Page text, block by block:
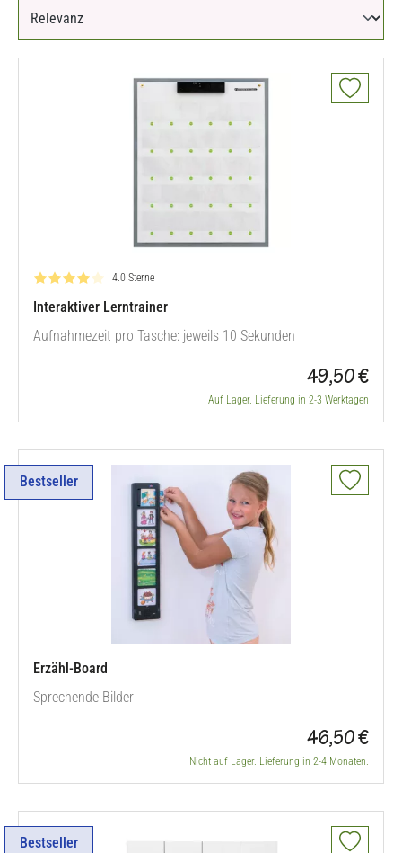
Bewertung: 4.0 von 5
4.0 Sterne
Interaktiver Lerntrainer
Aufnahmezeit pro Tasche: jeweils 10 Sekunden
49,50 €
Auf Lager. Lieferung in 2-3 Werktagen
Bestseller
Erzähl-Board
Sprechende Bilder
46,50 €
Nicht auf Lager. Lieferung in 2-4 Monaten.
Bestseller